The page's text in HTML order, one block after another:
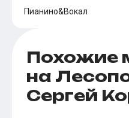
Пианино&Вокал
Похожие
на
Сергей